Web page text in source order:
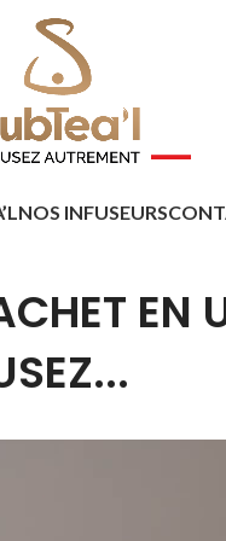
NOS INFUSEURS
EN